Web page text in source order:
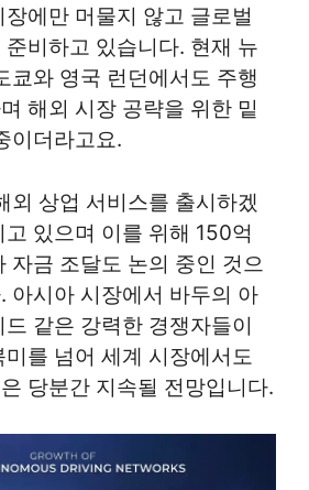
에만 머물지 않고 글로벌
비하고 있습니다. 현재 뉴
쿄와 영국 런던에서도 주행
해외 시장 공략을 위한 밑
이더라고요.
외 상업 서비스를 출시하겠
있으며 이를 위해 150억
자금 조달도 논의 중인 것으
아시아 시장에서 바두의 아
같은 강력한 경쟁자들이
를 넘어 세계 시장에서도
당분간 지속될 전망입니다.